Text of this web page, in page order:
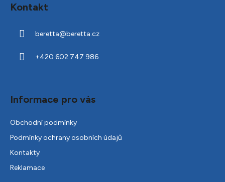
Kontakt
beretta@beretta.cz
+420 602 747 986
Informace pro vás
Obchodní podmínky
Podmínky ochrany osobních údajů
Kontakty
Reklamace